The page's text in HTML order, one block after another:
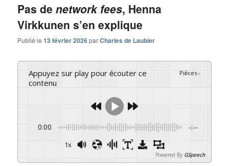
Pas denetwork fees, Henna
Virkkunen s’en explique
Publié le13 février 2026parCharles de Laubier
Appuyez sur play pour écouter ce
contenu
Pièces:-
0:00 -:--
1x
Powered By GSpeech